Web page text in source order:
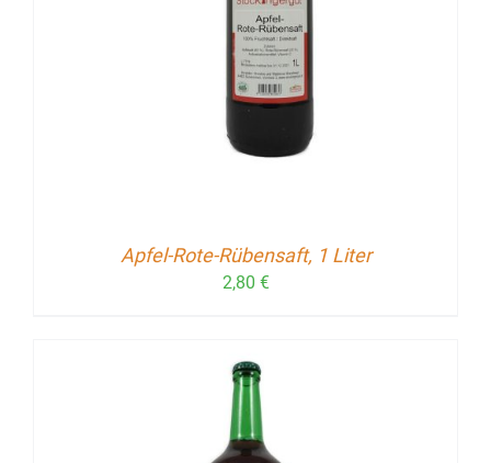
Apfel-Rote-Rübensaft, 1 Liter
2,80 €